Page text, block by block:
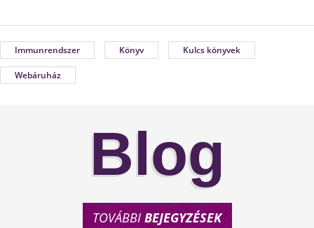
Immunrendszer Könyv Kulcs könyvek
Webáruház
Blog
TOVÁBBIBEJEGYZÉSEK